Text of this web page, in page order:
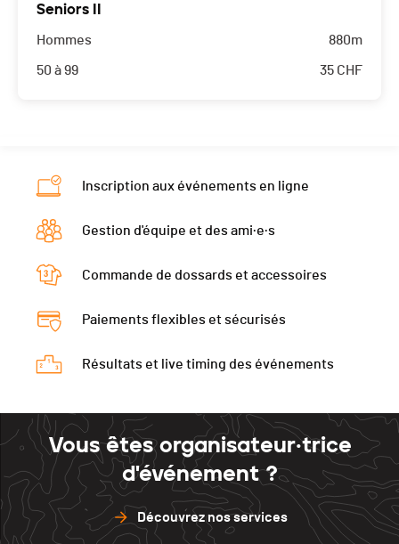
Seniors II
Hommes
50 à 99
880m
35 CHF
Inscription aux événements en ligne
Gestion d'équipe et des ami·e·s
Commande de dossards et accessoires
Paiements flexibles et sécurisés
Résultats et live timing des événements
Vous êtes organisateur·trice
d'événement ?
Découvrez nos services